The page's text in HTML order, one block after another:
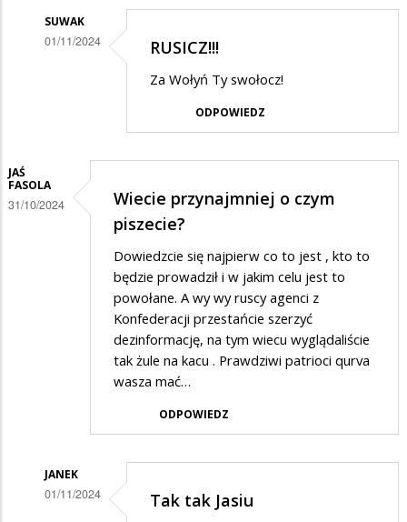
SUWAK
01/11/2024
na
RUSICZ!!!
Za Wołyń Ty swołocz!
ODPOWIEDZ
JAŚ
FASOLA
31/10/2024
Wiecie przynajmniej o czym
piszecie?
Dowiedzcie się najpierw co to jest , kto to
będzie prowadził i w jakim celu jest to
powołane. A wy wy ruscy agenci z
Konfederacji przestańcie szerzyć
dezinformację, na tym wiecu wyglądaliście
tak żule na kacu . Prawdziwi patrioci qurva
wasza mać…
ODPOWIEDZ
JANEK
01/11/2024 Tak tak Jasiu